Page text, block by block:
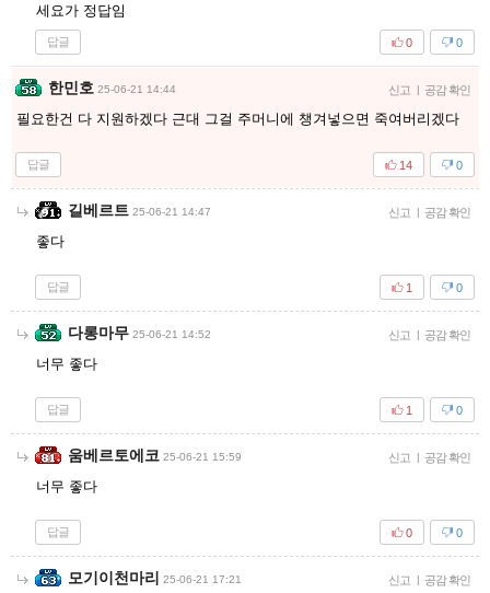
세요가 정답임
답글 0
0
한민호 25-06-21 14:44 신고 | 공감 확인
필요한건 다 지원하겠다 근대 그걸 주머니에 챙겨넣으면 죽여버리겠다
답글 0
14
길베르트 25-06-21 14:47 신고 | 공감 확인
좋다
답글 0
1
다롱마무 25-06-21 14:52 신고 | 공감 확인
너무 좋다
답글 0
1
움베르토에코 25-06-21 15:59 신고 | 공감 확인
너무 좋다
답글 0
0
모기이천마리 25-06-21 17:21 신고 | 공감 확인